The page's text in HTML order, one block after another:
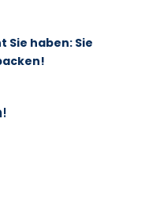
Sie haben: Sie